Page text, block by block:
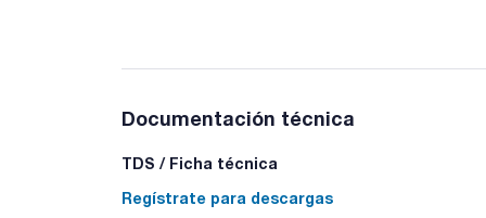
Documentación técnica
TDS / Ficha técnica
Regístrate para descargas